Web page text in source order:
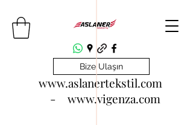
www.aslanertekstil.com
- www.vigenza.com
Bize Ulaşın